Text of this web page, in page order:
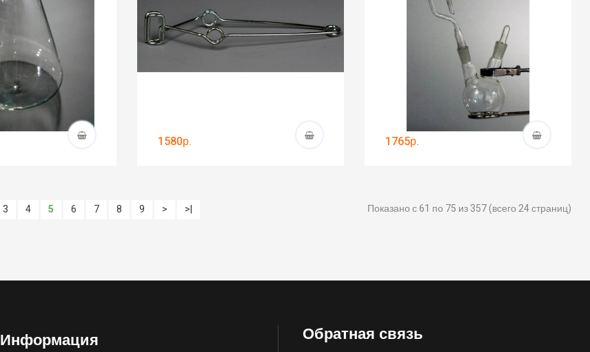
1580р. 1765р.
3 4 5 6 7 8 9 > >| Показано с 61 по 75 из 357 (всего 24 страниц)
Информация Обратная связь